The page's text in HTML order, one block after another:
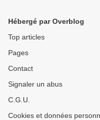
Hébergé par Overblog
Top articles
Pages
Contact
Signaler un abus
C.G.U.
Cookies et données